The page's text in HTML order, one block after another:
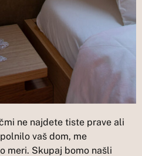
ne najdete tiste prave ali
vaš dom, me
meri. Skupaj bomo našli